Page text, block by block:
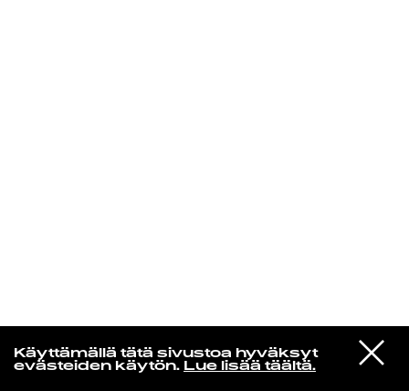
Käyttämällä tätä sivustoa hyväksyt
evästeiden käytön. Lue lisää täältä.
VIESTI
STUDIOON
MUSAMUSA